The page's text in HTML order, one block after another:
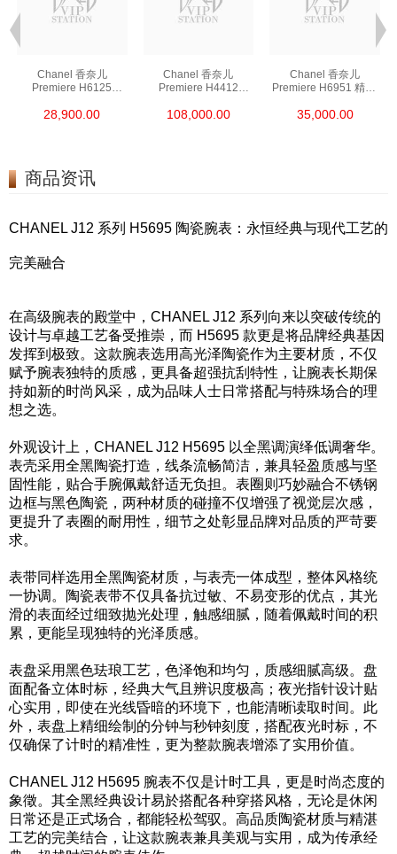
Chanel 香奈儿
Premiere H6125
28,900.00
Chanel 香奈儿
Premiere H4412
108,000.00
Chanel 香奈儿
Premiere H6951 精钢/
35,000.00
商品资讯
CHANEL J12 系列 H5695 陶瓷腕表：永恒经典与现代工艺的
完美融合
在高级腕表的殿堂中，CHANEL J12 系列向来以突破传统的
设计与卓越工艺备受推崇，而 H5695 款更是将品牌经典基因
发挥到极致。这款腕表选用高光泽陶瓷作为主要材质，不仅
赋予腕表独特的质感，更具备超强抗刮特性，让腕表长期保
持如新的时尚风采，成为品味人士日常搭配与特殊场合的理
想之选。
外观设计上，CHANEL J12 H5695 以全黑调演绎低调奢华。
表壳采用全黑陶瓷打造，线条流畅简洁，兼具轻盈质感与坚
固性能，贴合手腕佩戴舒适无负担。表圈则巧妙融合不锈钢
边框与黑色陶瓷，两种材质的碰撞不仅增强了视觉层次感，
更提升了表圈的耐用性，细节之处彰显品牌对品质的严苛要
求。
表带同样选用全黑陶瓷材质，与表壳一体成型，整体风格统
一协调。陶瓷表带不仅具备抗过敏、不易变形的优点，其光
滑的表面经过细致抛光处理，触感细腻，随着佩戴时间的积
累，更能呈现独特的光泽质感。
表盘采用黑色珐琅工艺，色泽饱和均匀，质感细腻高级。盘
面配备立体时标，经典大气且辨识度极高；夜光指针设计贴
心实用，即使在光线昏暗的环境下，也能清晰读取时间。此
外，表盘上精细绘制的分钟与秒钟刻度，搭配夜光时标，不
仅确保了计时的精准性，更为整款腕表增添了实用价值。
CHANEL J12 H5695 腕表不仅是计时工具，更是时尚态度的
象徵。其全黑经典设计易於搭配各种穿搭风格，无论是休闲
日常还是正式场合，都能轻松驾驭。高品质陶瓷材质与精湛
工艺的完美结合，让这款腕表兼具美观与实用，成为传承经